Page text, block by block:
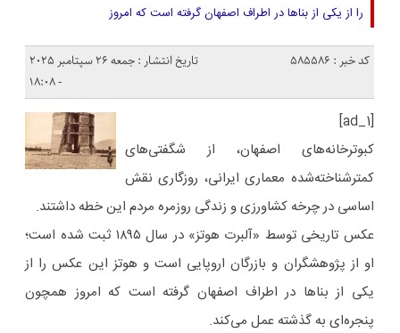
را از یکی از بناها در اطراف اصفهان گرفته است که امروز
کد خبر : 585586
تاریخ انتشار : جمعه 26 سپتامبر 2025
- 18:08
[ad_1]
کبوترخانه‌های اصفهان، از شگفتی‌های
کمترشناخته‌شده معماری ایرانی، روزگاری نقش
اساسی در چرخه کشاورزی و زندگی روزمره مردم این خطه داشتند.
عکس تاریخی توسط «آلبرت هوتز» در سال ۱۸۹۵ ثبت شده است؛
او از پژوهشگران و بازرگان اروپایی است و هوتز این عکس را از
یکی از بناها در اطراف اصفهان گرفته است که امروز همچون
پنجره‌ای به گذشته عمل می‌کند.